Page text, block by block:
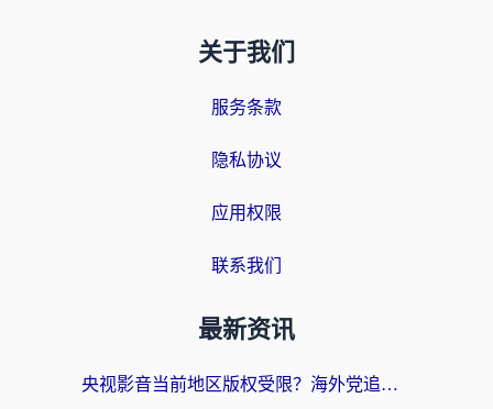
关于我们
服务条款
隐私协议
应用权限
联系我们
最新资讯
央视影音当前地区版权受限？海外党追剧看片的终极解决方案来了